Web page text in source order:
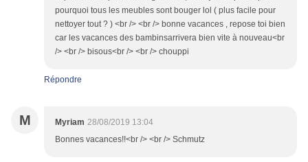
pourquoi tous les meubles sont bouger lol ( plus facile pour
nettoyer tout ? ) <br /> <br /> bonne vacances , repose toi bien
car les vacances des bambinsarrivera bien vite à nouveau<br
/> <br /> bisous<br /> <br /> chouppi
Répondre
M Myriam 28/08/2019 13:04
Bonnes vacances!!<br /> <br /> Schmutz